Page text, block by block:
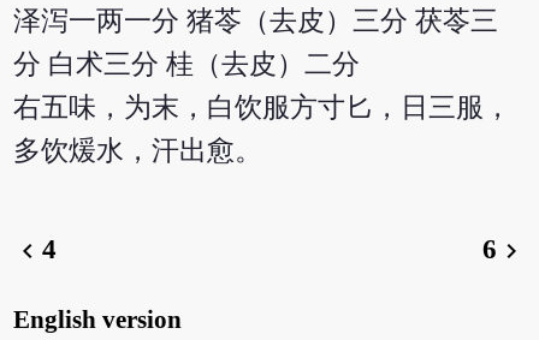
泽泻一两一分 猪苓（去皮）三分 茯苓三
分 白术三分 桂（去皮）二分
右五味，为末，白饮服方寸匕，日三服，
多饮煖水，汗出愈。
chevron_left4 6 chevron_right
English version